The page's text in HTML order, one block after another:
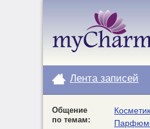
Лента записей
Общение
по темам: